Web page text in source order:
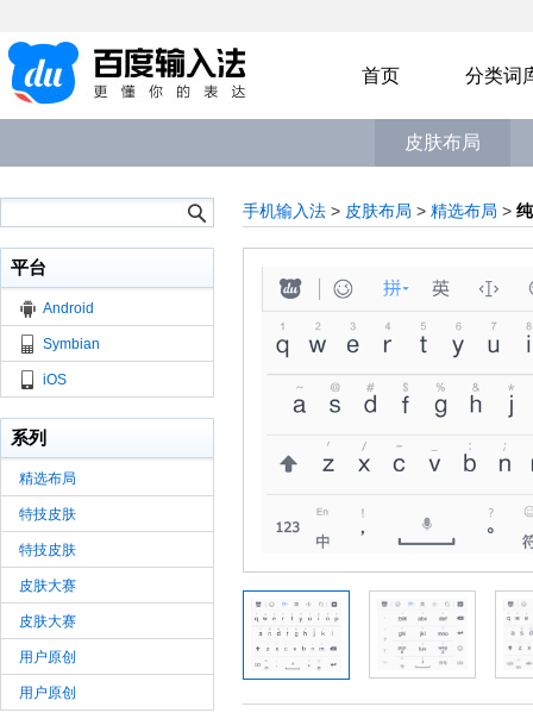
首页 分类词
皮肤布局
平台
Android
Symbian
iOS
系列
精选布局
特技皮肤
特技皮肤
皮肤大赛
皮肤大赛
用户原创
用户原创
手机输入法 > 皮肤布局 > 精选布局 >